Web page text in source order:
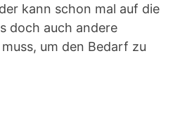
kann schon mal auf die
doch auch andere
um den Bedarf zu